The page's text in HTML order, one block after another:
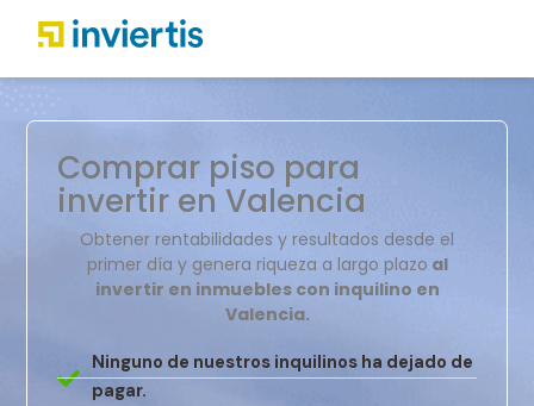
Comprar piso para
invertir en Valencia
Obtener rentabilidades y resultados desde el
primer día y genera riqueza a largo plazo al
invertir en inmuebles con inquilino en
Valencia.
Ninguno de nuestros inquilinos ha dejado de
pagar.